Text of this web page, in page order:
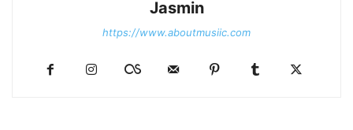
Jasmin
https://www.aboutmusiic.com